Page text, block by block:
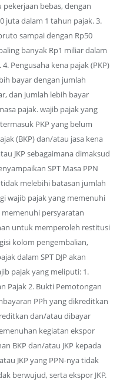
bebas, dengan
juta dalam 1 tahun pajak. 3.
sampai dengan Rp50
banyak Rp1 miliar dalam
Pengusaha kena pajak (PKP)
bayar dengan jumlah
dan jumlah lebih bayar
pajak. wajib pajak yang
PKP yang belum
(BKP) dan/atau jasa kena
JKP sebagaimana dimaksud
SPT Masa PPN
melebihi batasan jumlah
wajib pajak yang memenuhi
persyaratan
untuk memperoleh restitusi
kolom pengembalian,
dalam SPT DJP akan
pajak yang meliputi: 1.
Pajak 2. Bukti Pemotongan
PPh yang dikreditkan
dan/atau dibayar
kegiatan ekspor
BKP dan/atau JKP kepada
JKP yang PPN-nya tidak
berwujud, serta ekspor JKP.